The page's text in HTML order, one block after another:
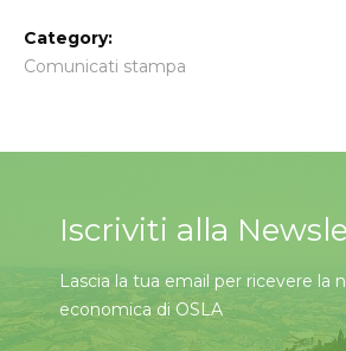
Category:
Comunicati stampa
Iscriviti alla
Lascia la tua email per ricevere la
economica di OSLA